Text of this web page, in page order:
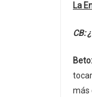
La
CB:
Beto:
más